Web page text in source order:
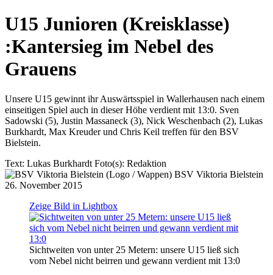
U15 Junioren (Kreisklasse)
:Kantersieg im Nebel des
Grauens
Unsere U15 gewinnt ihr Auswärtsspiel in Wallerhausen nach einem
einseitigen Spiel auch in dieser Höhe verdient mit 13:0. Sven
Sadowski (5), Justin Massaneck (3), Nick Weschenbach (2), Lukas
Burkhardt, Max Kreuder und Chris Keil treffen für den BSV
Bielstein.
Text: Lukas Burkhardt Foto(s): Redaktion
BSV Viktoria Bielstein
26. November 2015
Zeige Bild in Lightbox
Sichtweiten von unter 25 Metern: unsere U15 ließ sich
vom Nebel nicht beirren und gewann verdient mit 13:0